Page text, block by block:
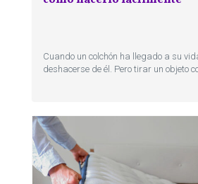
Cuando un colchón ha llegado a su
deshacerse de él. Pero tirar un objeto